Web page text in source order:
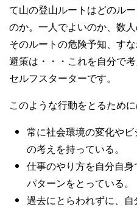
て山の登山ルートはどのル
のか。一人でよいのか、数
そのルートの危険予知、す
避策は・・・これを自分で
セルフスターターです。
このような行動をとるために
常に社会環境の変化や
の考えを持っている。
仕事のやり方を自分自
パターンをとっている。
過去にとらわれずに、